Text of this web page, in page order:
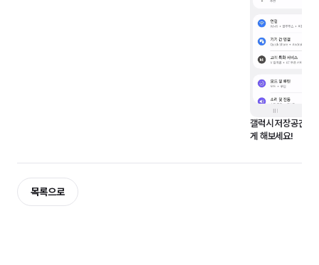
갤럭시 저장공간 부
게 해보세요!
목록으로